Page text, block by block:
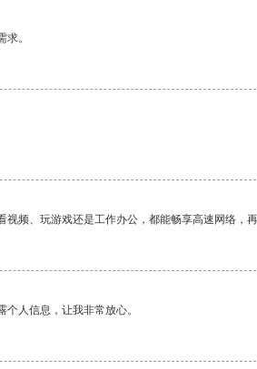
。
频、玩游戏还是工作办公，都能畅享高速网络，
人信息，让我非常放心。